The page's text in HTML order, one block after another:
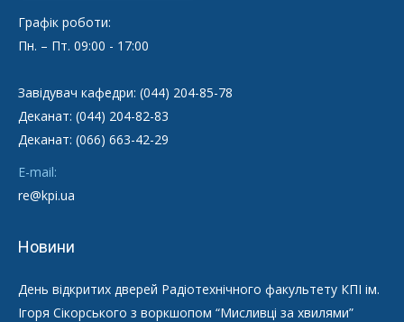
Графік роботи:
Пн. – Пт. 09:00 - 17:00
Завідувач кафедри: (044) 204-85-78
Деканат: (044) 204-82-83
Деканат: (066) 663-42-29
E-mail:
re@kpi.ua
Новини
День відкритих дверей Радіотехнічного факультету КПІ ім.
Ігоря Сікорського з воркшопом “Мисливці за хвилями”